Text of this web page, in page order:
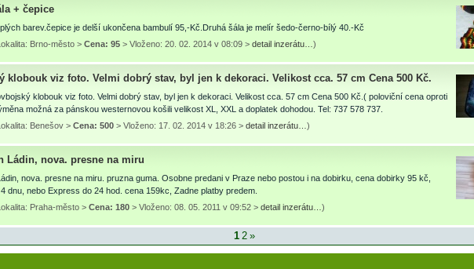
+ čepice
barev.čepice je delší ukončena bambulí 95,-Kč.Druhá šála je melír šedo-černo-bílý 40.-Kč
Brno-město > Cena: 95 > Vloženo: 20. 02. 2014 v 08:09 > detail inzerátu… )
klobouk viz foto. Velmi dobrý stav, byl jen k dekoraci. Velikost cca. 57 cm Cena 500 Kč.
klobouk viz foto. Velmi dobrý stav, byl jen k dekoraci. Velikost cca. 57 cm Cena 500 Kč.( poloviční cena oproti
možná za pánskou westernovou košili velikost XL, XXL a doplatek dohodou. Tel: 737 578 737.
Benešov > Cena: 500 > Vloženo: 17. 02. 2014 v 18:26 > detail inzerátu… )
Ládin, nova. presne na miru
nova. presne na miru. pruzna guma. Osobne predani v Praze nebo postou i na dobirku, cena dobirky 95 kč,
dnu, nebo Express do 24 hod. cena 159kc, Zadne platby predem.
Praha-město > Cena: 180 > Vloženo: 08. 05. 2011 v 09:52 > detail inzerátu… )
1 2 »